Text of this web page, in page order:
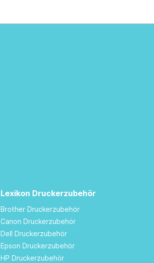
Lexikon Druckerzubehör
Brother Druckerzubehör
Canon Druckerzubehör
Dell Druckerzubehör
Epson Druckerzubehör
HP Druckerzubehör